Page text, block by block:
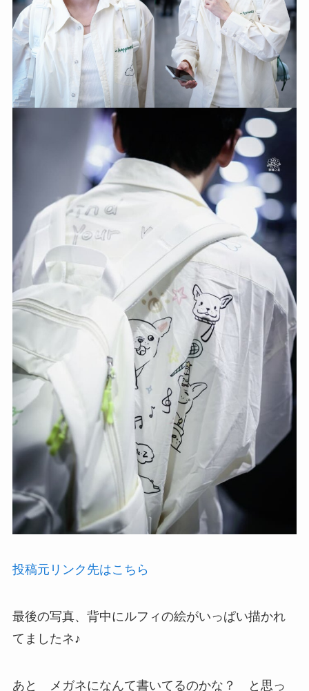
投稿元リンク先はこちら
最後の写真、背中にルフィの絵がいっぱい描かれ
てましたネ♪
あと メガネになんて書いてるのかな？ と思っ